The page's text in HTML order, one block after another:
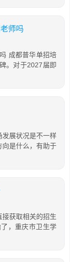
师吗
成都普华单招培
。对于2027届即
发展状况是不一样
向是什么，有助于
获取相关的招生
，重庆市卫生学